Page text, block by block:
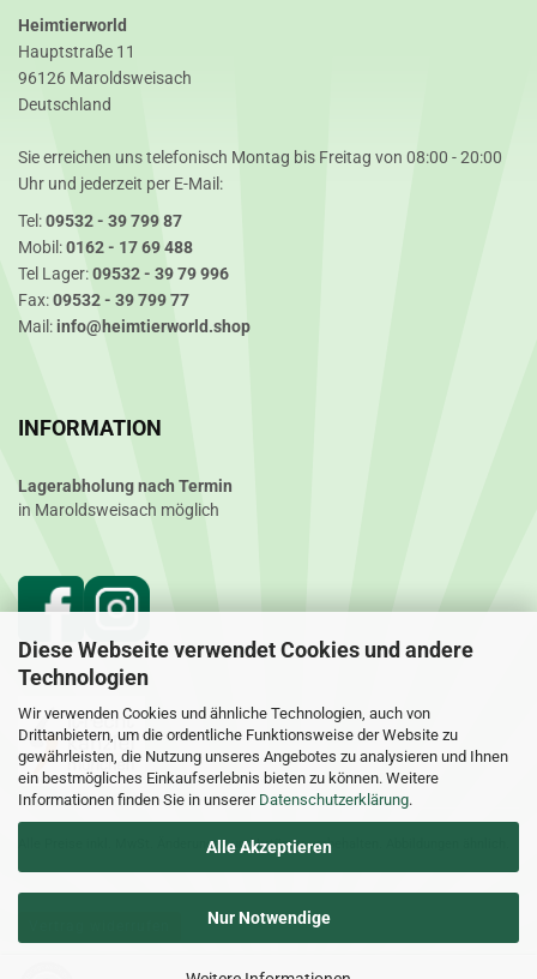
Diese Webseite verwendet Cookies und andere
Technologien
Wir verwenden Cookies und ähnliche Technologien, auch von
Drittanbietern, um die ordentliche Funktionsweise der Website zu
gewährleisten, die Nutzung unseres Angebotes zu analysieren und Ihnen
ein bestmögliches Einkaufserlebnis bieten zu können. Weitere
Informationen finden Sie in unserer Datenschutzerklärung.
Alle Akzeptieren
Nur Notwendige
Heimtierworld
Hauptstraße 11
96126 Maroldsweisach
Deutschland
Sie erreichen uns telefonisch Montag bis Freitag von 08:00 - 20:00
Uhr und jederzeit per E-Mail:
Tel:09532 - 39 799 87
Mobil:0162 - 17 69 488
Tel Lager:09532 - 39 79 996
Fax:09532 - 39 799 77
Mail: info@heimtierworld.shop
INFORMATION
Lagerabholung nach Termin
in Maroldsweisach möglich
Alle Preise inkl. MwSt. Änderungen und Irrtümer vorbehalten. Abbildungen ähnlich.